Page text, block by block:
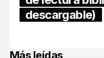
descargable)
Más leídas